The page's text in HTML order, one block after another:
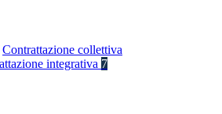
Contrattazione collettiva
integrativa 7